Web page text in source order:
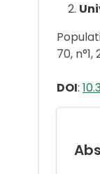
70, n°1,
DOI: